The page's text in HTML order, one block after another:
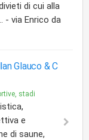
di cui alla
- via Enrico da
Glauco & C
stadi
e
di saune,